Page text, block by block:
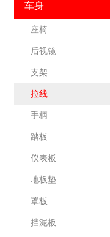
车身
座椅
后视镜
支架
拉线
手柄
踏板
仪表板
地板垫
罩板
挡泥板